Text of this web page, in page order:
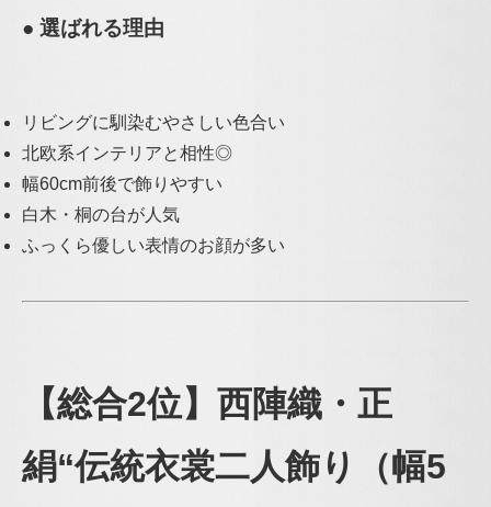
● 選ばれる理由
リビングに馴染むやさしい色合い
北欧系インテリアと相性◎
幅60cm前後で飾りやすい
白木・桐の台が人気
ふっくら優しい表情のお顔が多い
【総合2位】西陣織・正
絹“伝統衣裳二人飾り（幅5